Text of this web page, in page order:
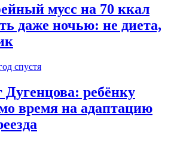
мусс на 70 ккал
даже ночью: не диета,
спустя
Дугенцова: ребёнку
время на адаптацию